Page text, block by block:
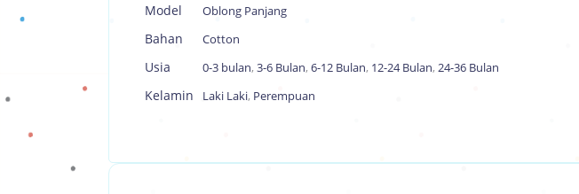
Model Oblong Panjang
Bahan Cotton
Usia 0-3 bulan, 3-6 Bulan, 6-12 Bulan, 12-24 Bulan, 24-36 Bulan
Kelamin Laki Laki, Perempuan